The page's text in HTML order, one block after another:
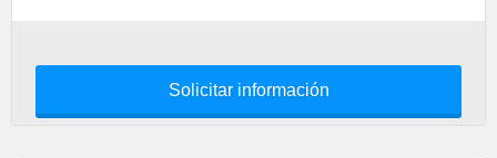
Solicitar información